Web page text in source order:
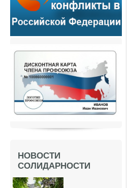
НОВОСТИ
СОЛИДАРНОСТИ